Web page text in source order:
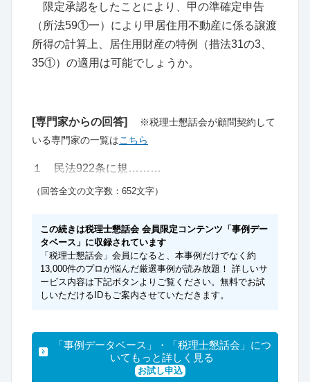
限定承認をしたことにより、甲の準確定申告
（所法59①一）により甲居住用不動産に係る譲渡
所得の計算上、居住用財産の特例（措法31の3、
35①）の適用は可能でしょうか。
[専門家からの回答]
※税理士懇話会が顧問契約して
いる専門家の一覧はこちら
１ 民法922条に規………
（回答全文の文字数：652文字）
この続きは税理士懇話会 会員限定コンテンツ「事例デー
タベース」に収録されています
「税理士懇話会」会員になると、本事例だけでなく約
13,000件のプロが悩んだ厳選事例が読み放題！ 詳しいサ
ービス内容は下記ボタンよりご覧ください。無料でお試
しいただけるIDもご案内させていただきます。
「事例データベース」・「税理士懇話会」につ
いてもっと詳しく見る
お試し申込